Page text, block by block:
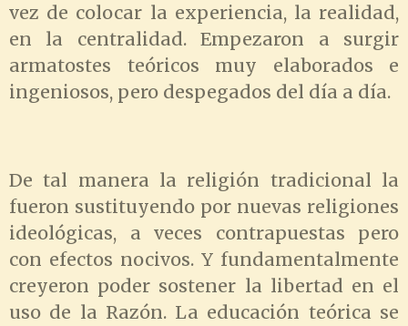
vez de colocar la experiencia, la realidad,
en la centralidad. Empezaron a surgir
armatostes teóricos muy elaborados e
ingeniosos, pero despegados del día a día.
De tal manera la religión tradicional la
fueron sustituyendo por nuevas religiones
ideológicas, a veces contrapuestas pero
con efectos nocivos. Y fundamentalmente
creyeron poder sostener la libertad en el
uso de la Razón. La educación teórica se